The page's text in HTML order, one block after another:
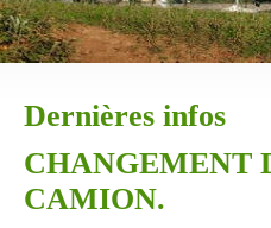
Dernières infos
CHANGEMENT
CAMION.